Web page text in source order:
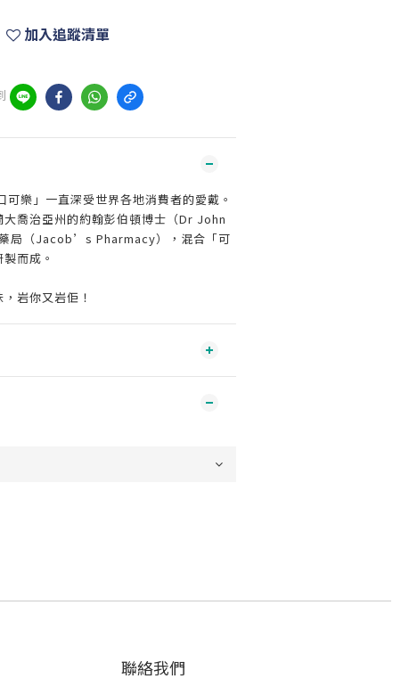
加入追蹤清單
可樂」一直深受世界各地消費者的愛戴。
大喬治亞州的約翰彭伯頓博士（Dr John
局（Jacob’s Pharmacy），混合「可
而成。
岩你又岩佢！
聯絡我們